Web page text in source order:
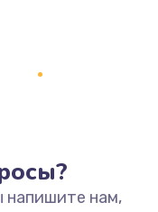
напишите нам,